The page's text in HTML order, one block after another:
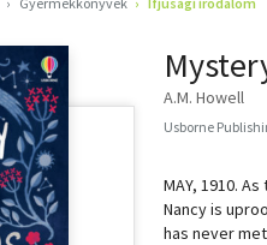
A.M. Howell
Usborne
MAY, 1910.
Nancy is
has never